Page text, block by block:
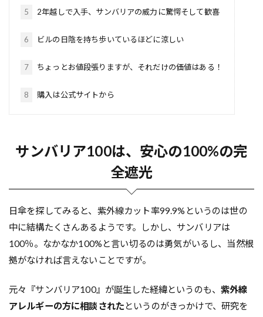
5 2年越しで入手、サンバリアの威力に驚愕そして歓喜
6 ビルの日陰を持ち歩いているほどに涼しい
7 ちょっとお値段張りますが、それだけの価値はある！
8 購入は公式サイトから
サンバリア100は、安心の100%の完
全遮光
日傘を探してみると、紫外線カット率99.9%というのは世の
中に結構たくさんあるようです。しかし、サンバリアは
100％。なかなか100%と言い切るのは勇気がいるし、当然根
拠がなければ言えないことですが。
元々『サンバリア100』が誕生した経緯というのも、紫外線
アレルギーの方に相談された というのがきっかけで、研究を